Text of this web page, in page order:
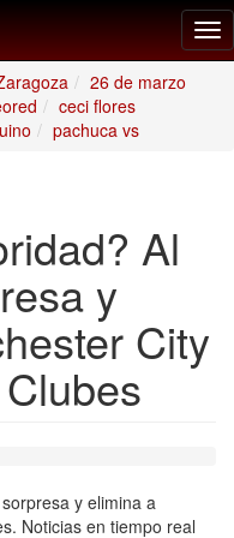
26 de marzo
ceci flores
pachuca vs
Al
y
City